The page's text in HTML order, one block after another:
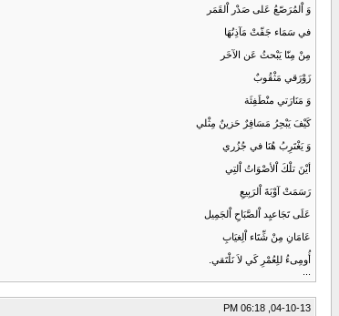
وَ اْلمُرَصّعُ عَلى صَدْر اْلقَمَر
في سَمَاء جَفّتْ مَآذِنُهَا
مِنْ مِنّا يَبْحثُ عَن الآخَر
زَوْرَقي مَثْقُوبٌ
وَ مَنَارَتي منْطَفِئَة
كَيْفَ يَبْحِرُ مَسَافِرٌ حَزينٌ مِثْلي
وَ يَغْتَرِبُ هُنَا في جُزُري
أيْنَ تلْكَ اْلأصْوَاتُ اْلتِي
رَسَمَتْ آوْبَةَ اْلرَبِيعِ
عَلَى تَجَاعيِد اْلصَّبَاحِ اْلجَمِيل
عَامَانِ مِنْ شِّتَاء اْلِغيَابِ
أُومِىءُ للِعُمْرِ كَي لاَ نَلْتَقي.
04-10-13, 06:18 PM